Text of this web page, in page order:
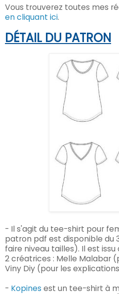
Vous trouverez toutes mes
en cliquant ici.
DÉTAIL DU PATRON
- Il s'agit du tee-shirt pour
patron pdf est disponible du
faire niveau tailles). Il est
2 créatrices : Melle Malabar
Viny Diy (pour les
- Kopines est un tee-shirt à